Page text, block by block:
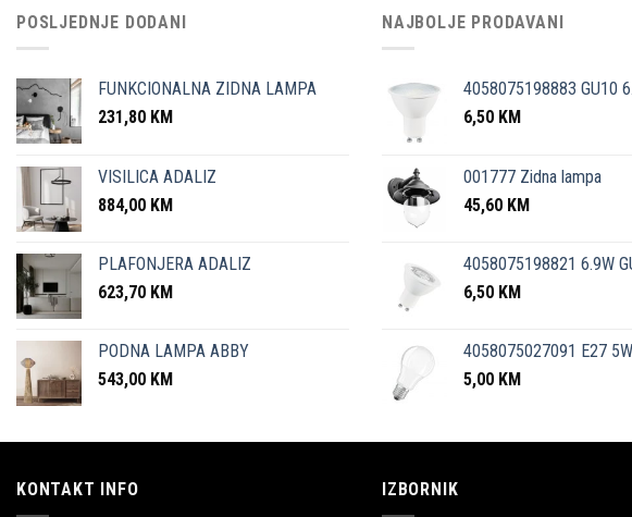
POSLJEDNJE DODANI
FUNKCIONALNA ZIDNA LAMPA
231,80 KM
VISILICA ADALIZ
884,00 KM
PLAFONJERA ADALIZ
623,70 KM
PODNA LAMPA ABBY
543,00 KM
NAJBOLJE PRODAVANI
4058075198883 GU10
6,50 KM
001777 Zidna lampa
45,60 KM
4058075198821 6.9W
6,50 KM
4058075027091 E27
5,00 KM
KONTAKT INFO IZBORNIK